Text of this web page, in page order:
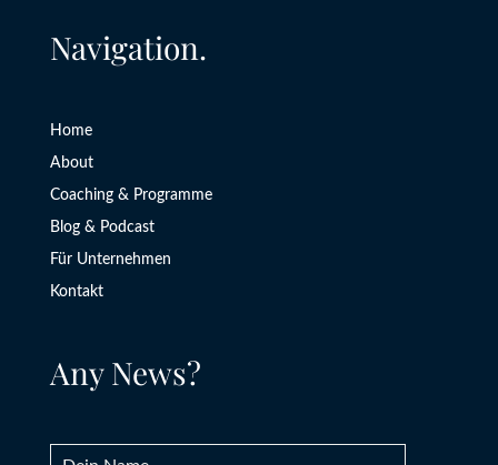
Navigation.
Home
About
Coaching & Programme
Blog & Podcast
Für Unternehmen
Kontakt
Any News?